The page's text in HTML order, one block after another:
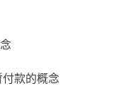
付款的概念